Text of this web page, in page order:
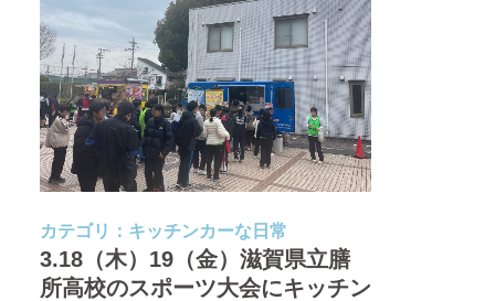
カテゴリ： キッチンカーな日常
3.18（木）19（金）滋賀県立膳
所高校のスポーツ大会にキッチン